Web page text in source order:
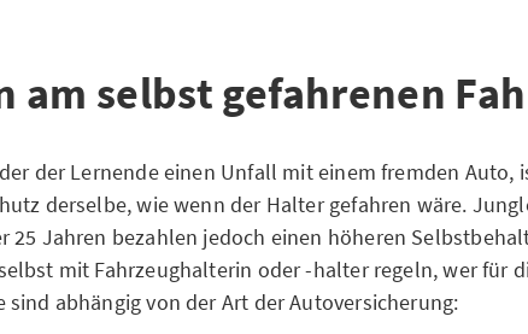
am selbst gefahrenen
der Lernende einen Unfall mit einem fremden Auto,
derselbe, wie wenn der Halter gefahren wäre.
25 Jahren bezahlen jedoch einen höheren
mit Fahrzeughalterin oder -halter regeln, wer für
sind abhängig von der Art der Autoversicherung: